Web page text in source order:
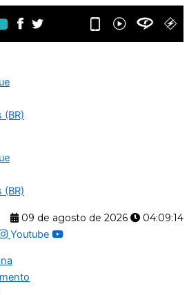
(BR)
(BR)
09 de agosto de 2026
04:09:14
Youtube